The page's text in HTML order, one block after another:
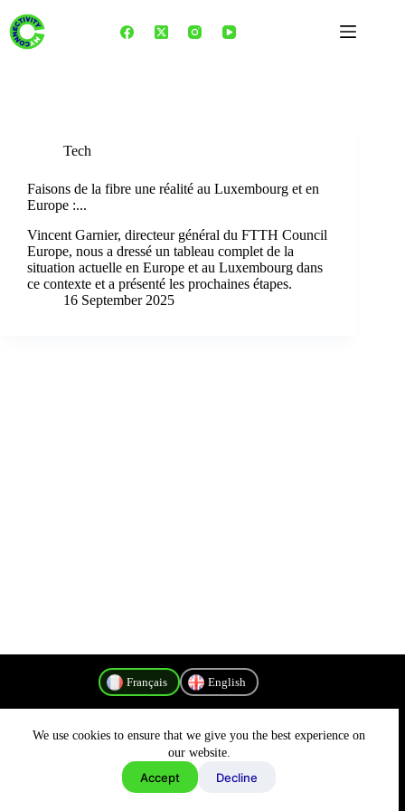
content
We use cookies to ensure that we give you the best experience on
our website.
Accept Decline
Tech
Faisons de la fibre une réalité au Luxembourg et en
Europe :...
Vincent Garnier, directeur général du FTTH Council
Europe, nous a dressé un tableau complet de la
situation actuelle en Europe et au Luxembourg dans
ce contexte et a présenté les prochaines étapes.
16 September 2025
Français English
Politique de confidentialité
Copyright © 2026 - MyConnectivity